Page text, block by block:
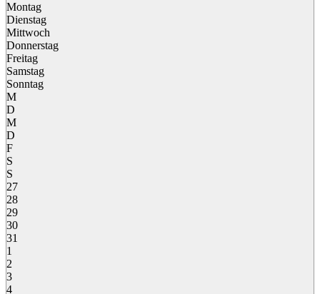
Montag
Dienstag
Mittwoch
Donnerstag
Freitag
Samstag
Sonntag
M
D
M
D
F
S
S
27
28
29
30
31
1
2
3
4